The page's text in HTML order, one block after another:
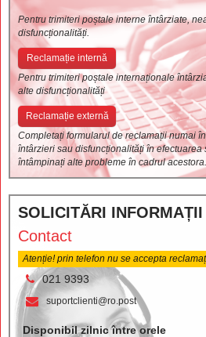
Pentru trimiteri poștale interne întârziate,
disfuncționalități.
Reclamație internă
Pentru trimiteri poștale internaționale
alte disfuncționalități
Reclamație externă
Completați formularul de reclamații numai
întârzieri sau disfuncționalități în efectuarea
întâmpinați alte probleme în cadrul acestora.
SOLICITĂRI INFORMAȚII
Contact
Atenție! prin telefon nu se accepta
021 9393
suportclienti@ro.post
Disponibil zilnic între orele